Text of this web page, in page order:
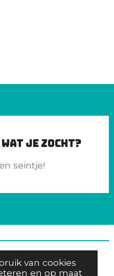
van cookies
en op maat
wat je zocht?
seintje!